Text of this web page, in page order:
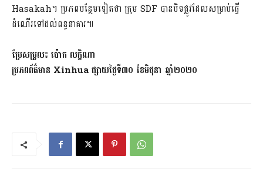
Hasakah។ ប្រភព​បន្ថែមទៀតថា ក្រុម SDF បាន​បិទផ្លូវ​ដែល​សម្រាប់​ធ្វើ
ដំណើរ​ទៅដល់​ពន្ធនាគារ៕
ប្រែ​សម្រួល៖ ប៉ោក លក្ខិណា
ប្រភពព័ត៌មាន Xinhua ផ្សាយ​ថ្ងៃទី៣០ ខែមិថុនា ឆ្នាំ២០២០